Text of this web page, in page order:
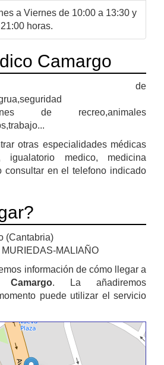
a Viernes de 10:00 a 13:30 y
horas.
Camargo
de
de recreo,animales
otras especialidades médicas
igualatorio medico, medicina
consultar en el telefono indicado
(Cantabria)
MALIAÑO
información de cómo llegar a
. La añadiremos
puede utilizar el servicio